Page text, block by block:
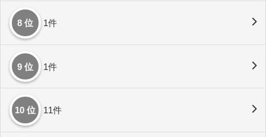
8 位 1件
9 位 1件
10 位 11件